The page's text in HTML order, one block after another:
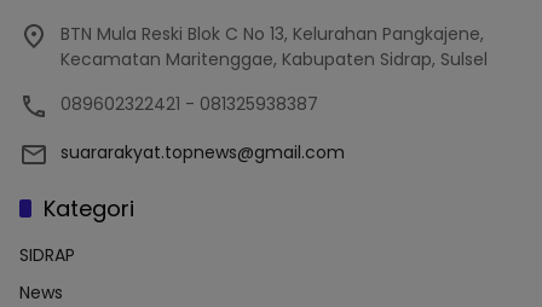
BTN Mula Reski Blok C No 13, Kelurahan Pangkajene,
Kecamatan Maritenggae, Kabupaten Sidrap, Sulsel
089602322421 - 081325938387
suararakyat.topnews@gmail.com
Kategori
SIDRAP
News